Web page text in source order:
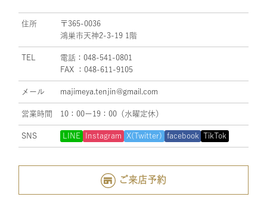
住所
〒365-0036
鴻巣市天神2-3-19 1階
TEL
電話：048-541-0801
FAX ：048-611-9105
メール majimeya.tenjin@gmail.com
営業時間 10：00ー19：00（水曜定休）
SNS LINE Instagram X(Twitter) facebook TikTok
ご来店予約